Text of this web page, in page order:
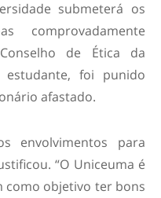
submeterá os
comprovadamente
de Ética da
foi punido
afastado.
envolvimentos para
“O Uniceuma é
como objetivo ter bons